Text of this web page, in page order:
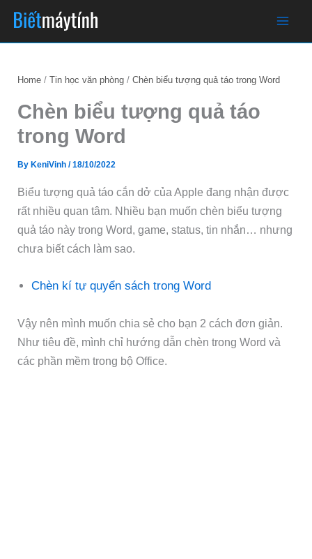
content
Home Tin học văn phòng Chèn biểu tượng quả táo trong Word
Chèn biểu tượng quả táo
trong Word
By KeniVinh/18/10/2022
Biểu tượng quả táo cắn dở của Apple đang nhận được
rất nhiều quan tâm. Nhiều bạn muốn chèn biểu tượng
quả táo này trong Word, game, status, tin nhắn… nhưng
chưa biết cách làm sao.
Chèn kí tự quyển sách trong Word
Vậy nên mình muốn chia sẻ cho bạn 2 cách đơn giản.
Như tiêu đề, mình chỉ hướng dẫn chèn trong Word và
các phần mềm trong bộ Office.